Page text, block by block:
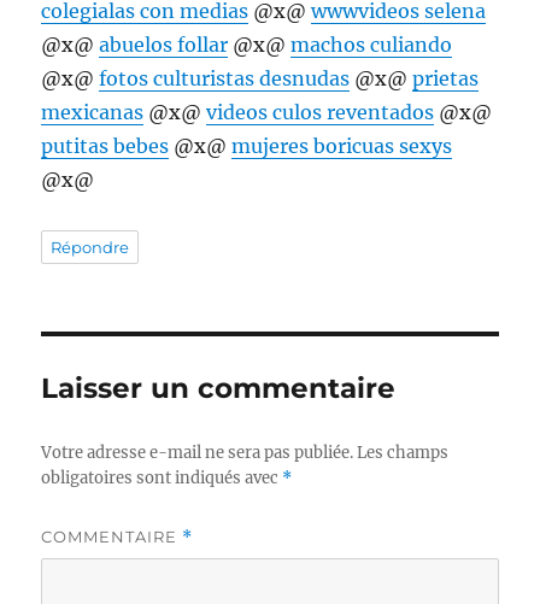
colegialas con medias @x@wwwvideos selena
@x@abuelos follar @x@machos culiando
@x@fotos culturistas desnudas @x@prietas
mexicanas @x@videos culos reventados @x@
putitas bebes @x@mujeres boricuas sexys
@x@
Répondre
Laisser un commentaire
Votre adresse e-mail ne sera pas publiée. Les champs
obligatoires sont indiqués avec *
COMMENTAIRE *